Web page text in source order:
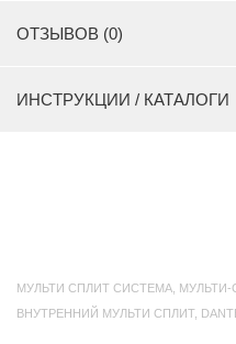
ОТЗЫВОВ (0)
ИНСТРУКЦИИ / КАТАЛОГИ
МУЛЬТИ СПЛИТ СИСТЕМА МУЛЬТИ-
ВНУТРЕННИЙ МУЛЬТИ СПЛИТ,